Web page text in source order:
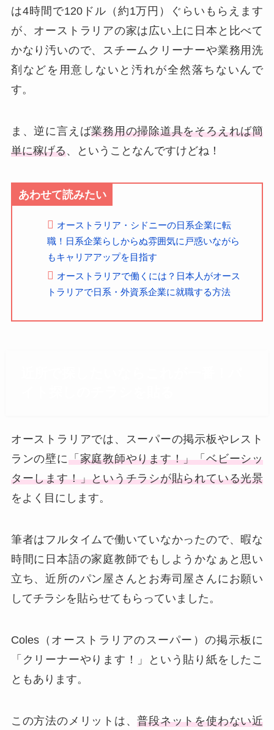
は4時間で120ドル（約1万円）ぐらいもらえます
が、オーストラリアの家は広い上に日本と比べて
かなり汚いので、スチームクリーナーや業務用洗
剤などを用意しないと汚れが全然落ちないんで
す。
ま、逆に言えば業務用の掃除道具をそろえれば簡
単に稼げる、ということなんですけどね！
あわせて読みたい
オーストラリア・シドニーの日系企業に転
職！日系企業らしからぬ雰囲気に戸惑いながら
もキャリアアップを目指す
オーストラリアで働くには？日本人がオース
トラリアで日系・外資系企業に就職する方法
オーストラリアでは、スーパーの掲示板やレスト
ランの壁に「家庭教師やります！」「ベビーシッ
ターします！」というチラシが貼られている光景
をよく目にします。
筆者はフルタイムで働いていなかったので、暇な
時間に日本語の家庭教師でもしようかなぁと思い
立ち、近所のパン屋さんとお寿司屋さんにお願い
してチラシを貼らせてもらっていました。
Coles（オーストラリアのスーパー）の掲示板に
「クリーナーやります！」という貼り紙をしたこ
ともあります。
この方法のメリットは、普段ネットを使わない近